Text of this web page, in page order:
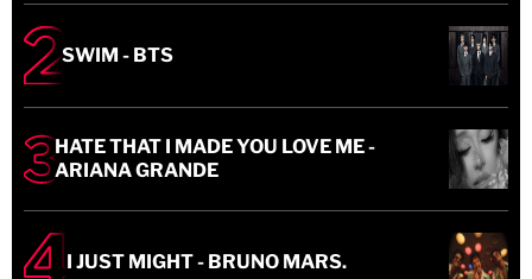
SWIM - BTS
HATE THAT I MADE YOU LOVE ME -
ARIANA GRANDE
I JUST MIGHT - BRUNO MARS.